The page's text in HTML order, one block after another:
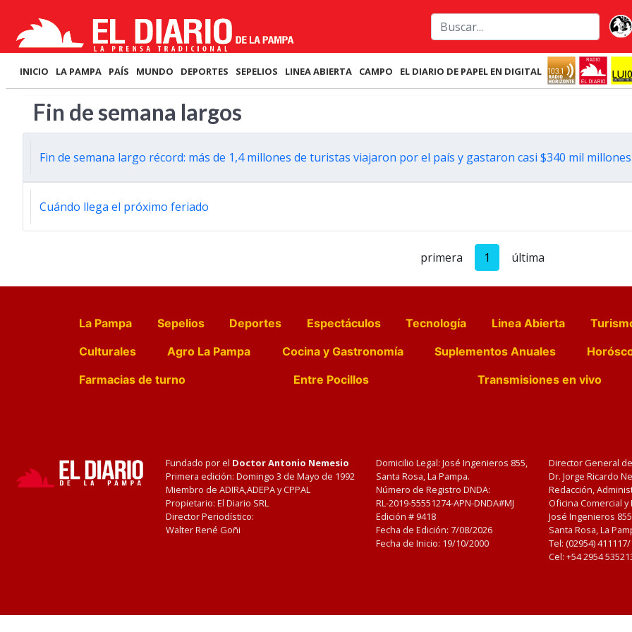
INICIO LA PAMPA PAÍS MUNDO DEPORTES SEPELIOS LINEA ABIERTA CAMPO EL DIARIO DE PAPEL EN DIGITAL
Fin de semana largos
Fin de semana largo récord: más de 1,4 millones de turistas viajaron por el país y gastaron casi $340 mil millones
Cuándo llega el próximo feriado
primera 1 última
La Pampa Sepelios Deportes Espectáculos Tecnología Linea Abierta
Culturales
Agro La Pampa Cocina y Gastronomía Suplementos Anuales
Farmacias de turno
Entre Pocillos Transmisiones en vivo
Fundado por el Doctor Antonio Nemesio
Primera edición: Domingo 3 de Mayo de 1992
Miembro de ADIRA,ADEPA y CPPAL
Propietario: El Diario SRL
Director Periodístico:
Walter René Goñi
Domicilio Legal: José Ingenieros 855,
Santa Rosa, La Pampa.
Número de Registro DNDA:
RL-2019-55551274-APN-DNDA#MJ
Edición # 9418
Fecha de Edición: 7/08/2026
Fecha de Inicio: 19/10/2000
Director General
Dr. Jorge Ricardo
Redacción,
Oficina Comercial
José Ingenieros
Santa Rosa, La
Tel: (02954)
Cel: +54 2954